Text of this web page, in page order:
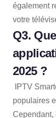
également
votre
Q3.
2025 ?
IPTV
populaires
Cependant,